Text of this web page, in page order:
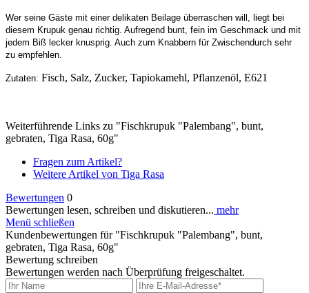
Wer seine Gäste mit einer delikaten Beilage überraschen will, liegt bei
diesem Krupuk genau richtig. Aufregend bunt, fein im Geschmack und mit
jedem Biß lecker knusprig. Auch zum Knabbern für Zwischendurch sehr
zu empfehlen.
Zutaten: Fisch, Salz, Zucker, Tapiokamehl, Pflanzenöl, E621
Weiterführende Links zu "Fischkrupuk "Palembang", bunt,
gebraten, Tiga Rasa, 60g"
Fragen zum Artikel?
Weitere Artikel von Tiga Rasa
Bewertungen 0
Bewertungen lesen, schreiben und diskutieren... mehr
Menü schließen
Kundenbewertungen für "Fischkrupuk "Palembang", bunt,
gebraten, Tiga Rasa, 60g"
Bewertung schreiben
Bewertungen werden nach Überprüfung freigeschaltet.